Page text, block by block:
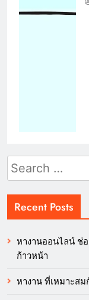
Search
for:
Recent Posts
หางานออนไลน์ ช่
ก้าวหน้า
หางาน ที่เหมาะส